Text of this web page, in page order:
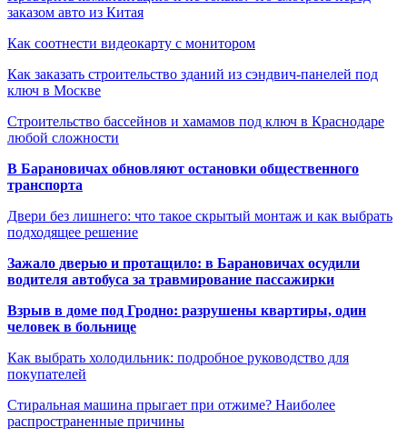
заказом авто из Китая
Как соотнести видеокарту с монитором
Как заказать строительство зданий из сэндвич-панелей под
ключ в Москве
Строительство бассейнов и хамамов под ключ в Краснодаре
любой сложности
В Барановичах обновляют остановки общественного
транспорта
Двери без лишнего: что такое скрытый монтаж и как выбрать
подходящее решение
Зажало дверью и протащило: в Барановичах осудили
водителя автобуса за травмирование пассажирки
Взрыв в доме под Гродно: разрушены квартиры, один
человек в больнице
Как выбрать холодильник: подробное руководство для
покупателей
Стиральная машина прыгает при отжиме? Наиболее
распространенные причины